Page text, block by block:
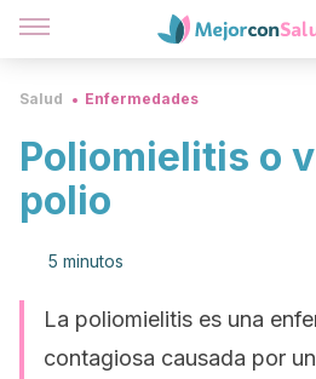
Salud Enfermedades
Poliomielitis o
polio
5 minutos
La poliomielitis es una
contagiosa causada por